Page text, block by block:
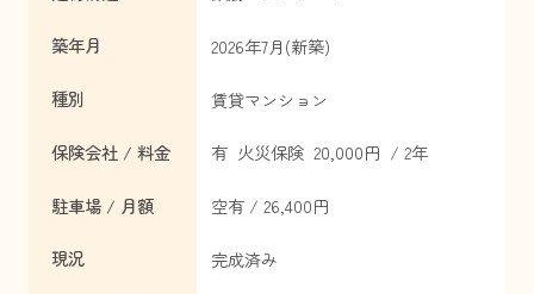
築年月 2026年7月(新築)
種別 賃貸マンション
保険会社 / 料金 有 火災保険 20,000円 / 2年
駐車場 / 月額 空有 / 26,400円
現況 完成済み